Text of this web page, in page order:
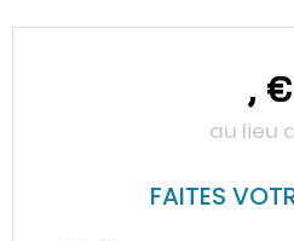
, €
au lieu
FAITES